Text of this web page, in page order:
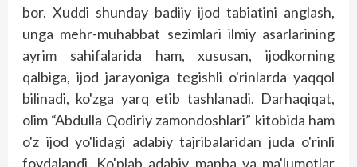
bor. Xuddi shunday badiiy ijod tabiatini anglash,
unga mehr-muhabbat sezimlari ilmiy asarlarining
ayrim sahifalarida ham, xususan, ijodkorning
qalbiga, ijod jarayoniga tegishli o'rinlarda yaqqol
bilinadi, ko'zga yarq etib tashlanadi. Darhaqiqat,
olim “Abdulla Qodiriy zamondoshlari” kitobida ham
o'z ijod yo'lidagi adabiy tajribalaridan juda o'rinli
foydalandi. Ko'plab adabiy manba va ma'lumotlar